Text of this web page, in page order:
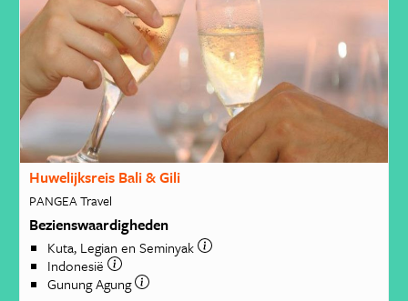
Huwelijksreis Bali & Gili
PANGEA Travel
Bezienswaardigheden
Kuta, Legian en Seminyak
Indonesië
Gunung Agung